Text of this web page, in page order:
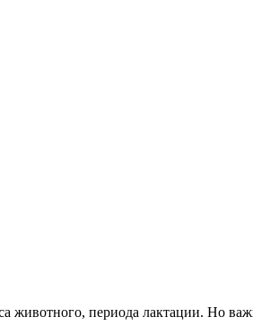
животного, периода лактации. Но